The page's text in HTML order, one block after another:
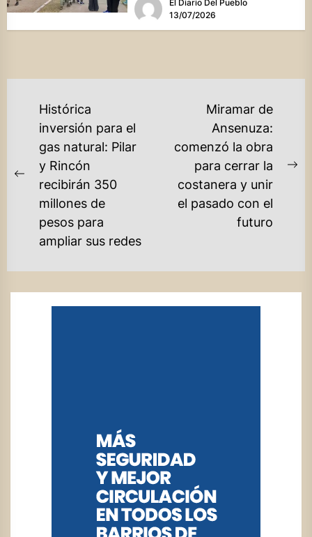
El Diario Del Pueblo
13/07/2026
NAVEGACIÓN
ENTRADAS
Previous
post:
Histórica
inversión para el
gas natural: Pilar
y Rincón
recibirán 350
millones de
pesos para
ampliar sus redes
Miramar de
Ansenuza:
comenzó la obra
para cerrar la
costanera y unir
el pasado con el
futuro